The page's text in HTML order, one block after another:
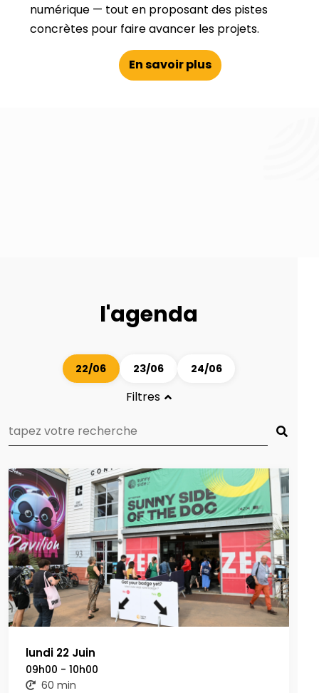
numérique — tout en proposant des pistes
concrètes pour faire avancer les projets.
En savoir plus
l'agenda
22/06 23/06 24/06
Filtres
lundi 22 Juin
09h00 - 10h00
60 min